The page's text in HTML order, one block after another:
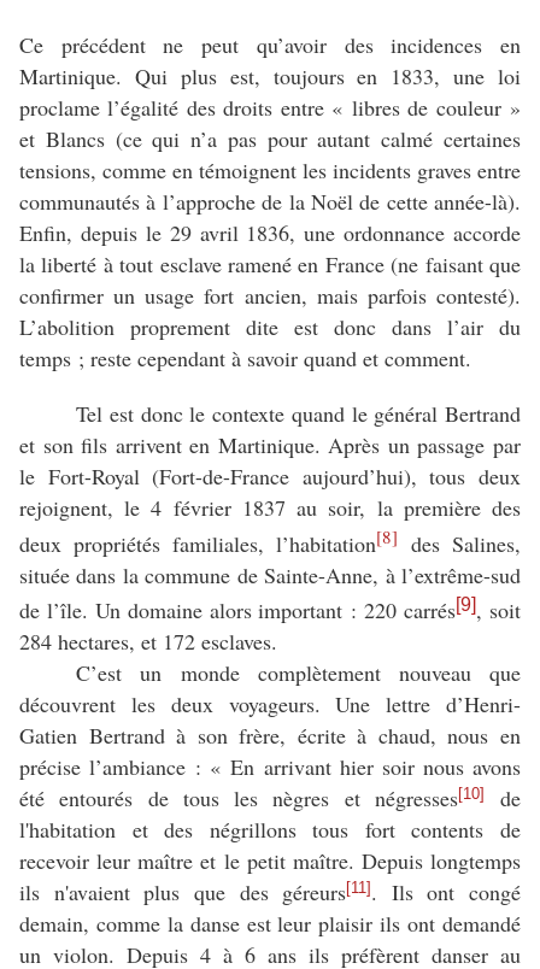
Ce précédent ne peut qu’avoir des incidences en
Martinique. Qui plus est, toujours en 1833, une loi
proclame l’égalité des droits entre « libres de couleur »
et Blancs (ce qui n’a pas pour autant calmé certaines
tensions, comme en témoignent les incidents graves entre
communautés à l’approche de la Noël de cette année-là).
Enfin, depuis le 29 avril 1836, une ordonnance accorde
la liberté à tout esclave ramené en France (ne faisant que
confirmer un usage fort ancien, mais parfois contesté).
L’abolition proprement dite est donc dans l’air du
temps ; reste cependant à savoir quand et comment.
Tel est donc le contexte quand le général Bertrand
et son fils arrivent en Martinique. Après un passage par
le Fort-Royal (Fort-de-France aujourd’hui), tous deux
rejoignent, le 4 février 1837 au soir, la première des
deux propriétés familiales, l’habitation[8] des Salines,
située dans la commune de Sainte-Anne, à l’extrême-sud
de l’île. Un domaine alors important : 220 carrés[9], soit
284 hectares, et 172 esclaves.
C’est un monde complètement nouveau que
découvrent les deux voyageurs. Une lettre d’Henri-
Gatien Bertrand à son frère, écrite à chaud, nous en
précise l’ambiance : « En arrivant hier soir nous avons
été entourés de tous les nègres et négresses[10]
de
l'habitation et des négrillons tous fort contents de
recevoir leur maître et le petit maître. Depuis longtemps
ils n'avaient plus que des géreurs[11] . Ils ont congé
demain, comme la danse est leur plaisir ils ont demandé
un violon. Depuis 4 à 6 ans ils préfèrent danser au